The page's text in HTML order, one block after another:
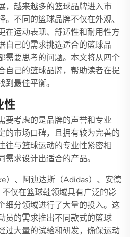
，越来越多的篮球品牌进入市
不同的篮球品牌不仅在外观、
在运动表现、舒适性和耐用性方
自己的需求挑选适合的篮球品
需要思考的问题。本文将从四个
自己的篮球品牌，帮助读者在提
最佳平衡。
性
要考虑的是品牌的声誉和专业
的市场口碑，且拥有较为完善的
往与篮球运动的专业性紧密相
求设计出适合的产品。
）、阿迪达斯（Adidas）、安德
仅在篮球鞋领域具有广泛的影
细分领域进行了大量的投入。这
员的需求推出不同款式的篮球
过大量的试验和研发，确保运动